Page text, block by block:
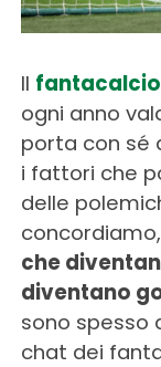
Il fantacalcio
ogni anno
porta con sé
i fattori che
delle
che
diventano
sono spesso
chat dei